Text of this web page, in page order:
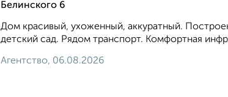
Белинского 6
Дом красивый, ухоженный, аккуратный.
детский сад. Рядом транспорт. Комфортная
Агентство, 06.08.2026